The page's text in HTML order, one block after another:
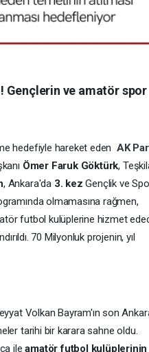
Gençlerin ve amatör spor
hedefiyle hareket eden AK
Ömer Faruk Göktürk,
, Ankara'da 3. kez Gençlik ve
olmamasına rağmen,
futbol kulüplerine hizmet
70 Milyonluk projenin, yıl
Volkan Bayram'ın son
tarihi bir karara sahne oldu.
ileamatör futbol kulüplerinin